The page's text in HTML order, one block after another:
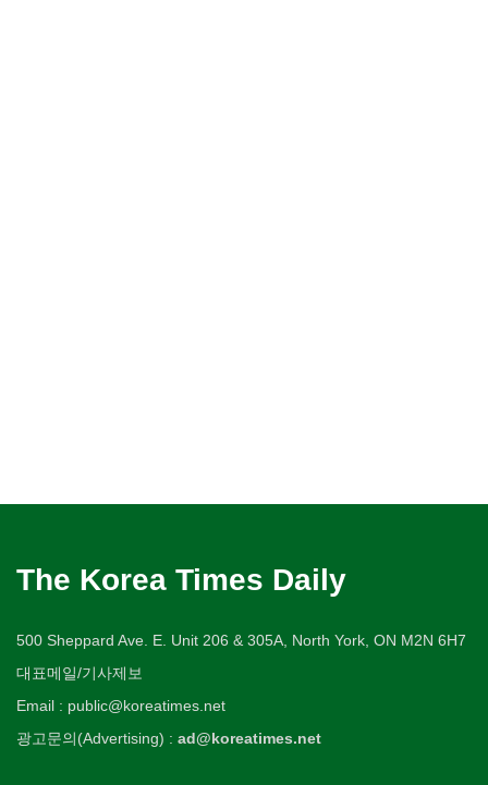
The Korea Times Daily
500 Sheppard Ave. E. Unit 206 & 305A, North York, ON M2N 6H7
대표메일/기사제보
Email : public@koreatimes.net
광고문의(Advertising) : ad@koreatimes.net